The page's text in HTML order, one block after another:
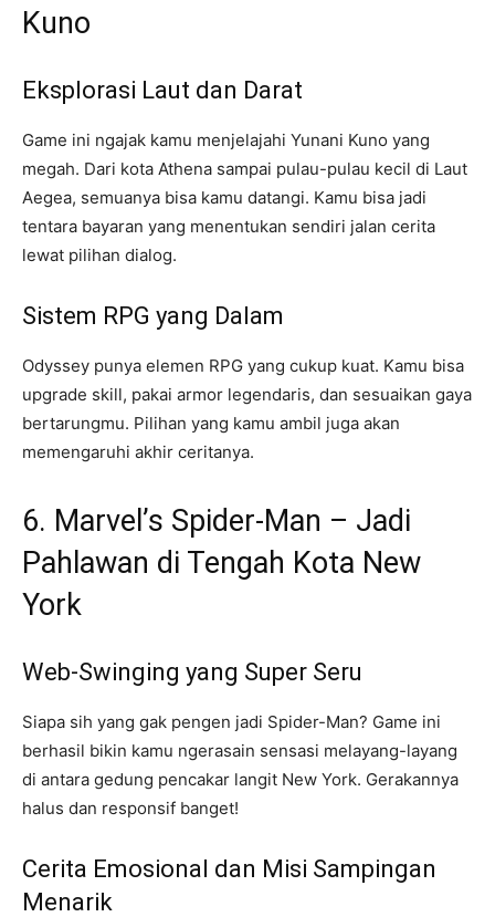
Kuno
Eksplorasi Laut dan Darat
Game ini ngajak kamu menjelajahi Yunani Kuno yang
megah. Dari kota Athena sampai pulau-pulau kecil di Laut
Aegea, semuanya bisa kamu datangi. Kamu bisa jadi
tentara bayaran yang menentukan sendiri jalan cerita
lewat pilihan dialog.
Sistem RPG yang Dalam
Odyssey punya elemen RPG yang cukup kuat. Kamu bisa
upgrade skill, pakai armor legendaris, dan sesuaikan gaya
bertarungmu. Pilihan yang kamu ambil juga akan
memengaruhi akhir ceritanya.
6. Marvel’s Spider-Man – Jadi
Pahlawan di Tengah Kota New
York
Web-Swinging yang Super Seru
Siapa sih yang gak pengen jadi Spider-Man? Game ini
berhasil bikin kamu ngerasain sensasi melayang-layang
di antara gedung pencakar langit New York. Gerakannya
halus dan responsif banget!
Cerita Emosional dan Misi Sampingan
Menarik